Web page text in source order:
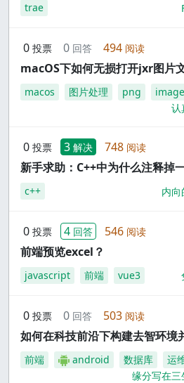
trae
0 投票 0 回答 494 阅读
macOS下如何无损打开jxr图片
macos 图片处理 png
认
0 投票 3 解决 748 阅读
新手求助：C++中为什么注释掉
c++ 内
0 投票 4 回答 546 阅读
前端预览excel？
javascript 前端 vue3
0 投票 0 回答 503 阅读
如何在科技前沿下构建去智环境
前端 android 数据库
运
缘分写在